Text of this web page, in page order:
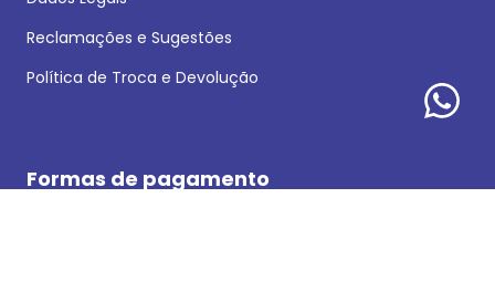
Reclamações e Sugestões
Política de Troca e Devolução
Formas de pagamento